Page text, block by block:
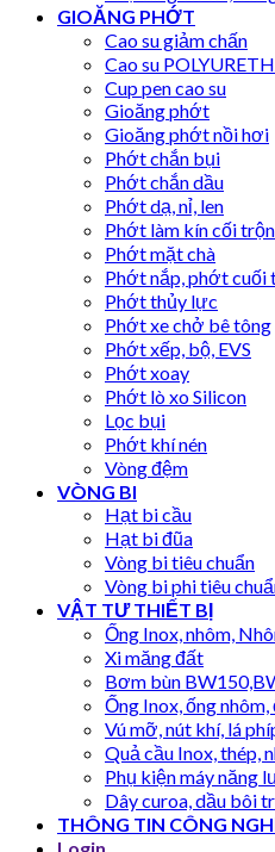
GIOĂNG PHỚT
Cao su giảm chấn
Cao su
Cup pen cao su
Gioăng phớt
Gioăng phớt nồi hơi
Phớt chắn bụi
Phớt chắn dầu
Phớt dạ, nỉ, len
Phớt làm kín cối
Phớt mặt chà
Phớt nắp, phớt cuối
Phớt thủy lực
Phớt xe chở bê tông
Phớt xếp, bộ, EVS
Phớt xoay
Phớt lò xo Silicon
Lọc bụi
Phớt khí nén
Vòng đệm
VÒNG BI
Hạt bi cầu
Hạt bi đũa
Vòng bi tiêu chuẩn
Vòng bi phi tiêu
VẬT TƯ THIẾT BỊ
Ống Inox, nhôm,
Xi măng đất
Bơm bùn
Ống Inox, ống
Vú mỡ, nút khí, lá
Quả cầu Inox, thép,
Phụ kiện máy năng
Dây curoa, dầu bôi
THÔNG TIN CÔNG